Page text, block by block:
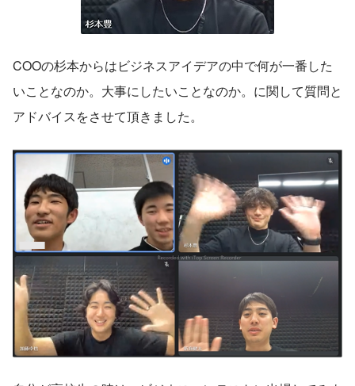
COOの杉本からはビジネスアイデアの中で何が一番した
いことなのか。大事にしたいことなのか。に関して質問と
アドバイスをさせて頂きました。